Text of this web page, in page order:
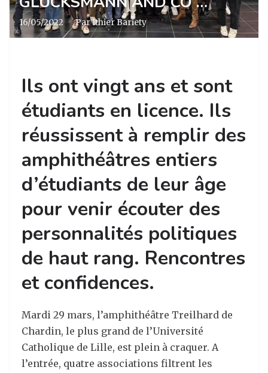
16/05/2022 · Par Ithier Bariety
Ils ont vingt ans et sont
étudiants en licence. Ils
réussissent à remplir des
amphithéâtres entiers
d’étudiants de leur âge
pour venir écouter des
personnalités politiques
de haut rang. Rencontres
et confidences.
Mardi 29 mars, l’amphithéâtre Treilhard de
Chardin, le plus grand de l’Université
Catholique de Lille, est plein à craquer. A
l’entrée, quatre associations filtrent les